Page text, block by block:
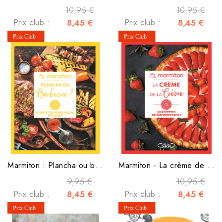
10,95 €
Prix club : 8,45 €
10,95 €
Prix club : 8,45 €
Marmiton : Plancha ou barbecue ?
9,95 €
Prix club : 8,45 €
Marmiton - La crème de la crème
10,95 €
Prix club : 8,45 €